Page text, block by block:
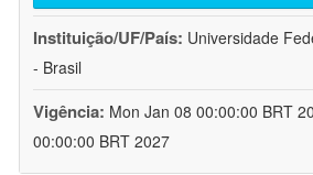
Instituição/UF/País: Universidade
- Brasil
Vigência: Mon Jan 08 00:00:00 BRT
00:00:00 BRT 2027